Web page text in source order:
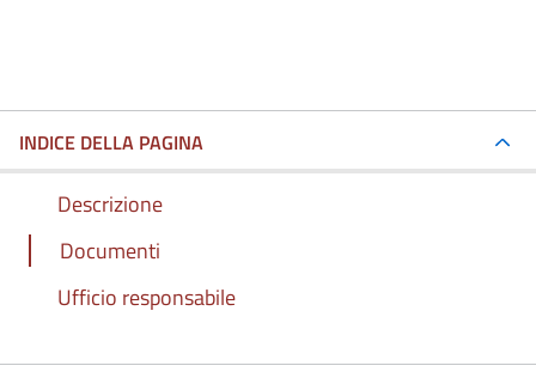
INDICE DELLA PAGINA
Descrizione
Documenti
Ufficio responsabile